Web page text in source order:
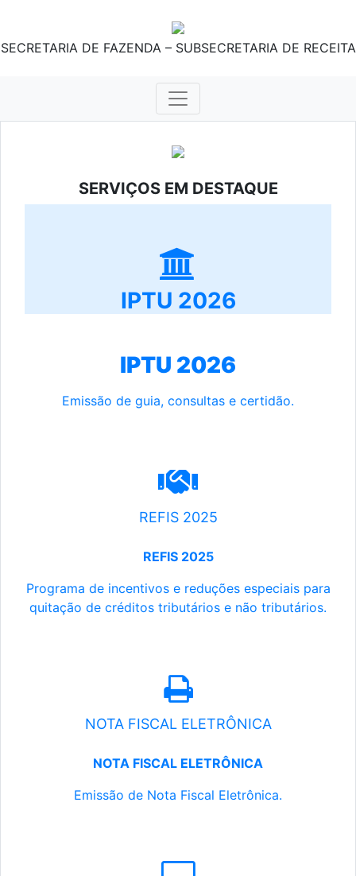
SECRETARIA DE FAZENDA – SUBSECRETARIA DE RECEITA
SERVIÇOS EM DESTAQUE
IPTU 2026
IPTU 2026
Emissão de guia, consultas e certidão.
REFIS 2025
REFIS 2025
Programa de incentivos e reduções especiais para
quitação de créditos tributários e não tributários.
NOTA FISCAL ELETRÔNICA
NOTA FISCAL ELETRÔNICA
Emissão de Nota Fiscal Eletrônica.